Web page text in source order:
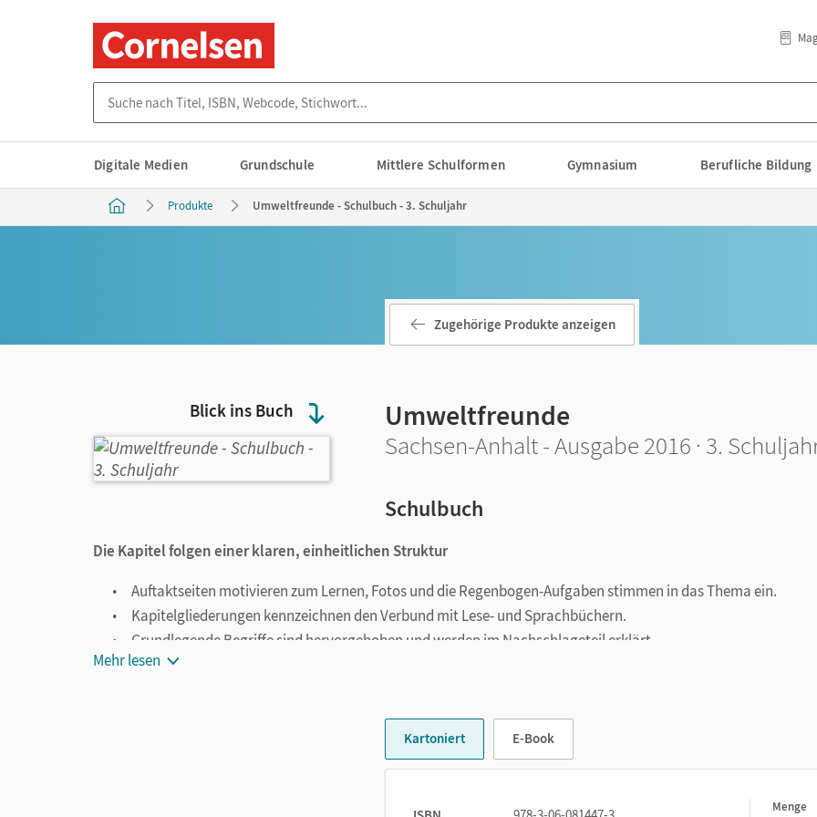
Digitale Medien Grundschule Mittlere Schulformen Gymnasium Berufliche Bildung
Produkte Umweltfreunde - Schulbuch - 3. Schuljahr
Blick ins Buch
Zugehörige Produkte anzeigen
Umweltfreunde
Sachsen-Anhalt - Ausgabe 2016 · 3.
Schulbuch
Die Kapitel folgen einer klaren, einheitlichen Struktur
Auftaktseiten motivieren zum Lernen, Fotos und die Regenbogen-Aufgaben stimmen in das Thema ein.
Kapitelgliederungen kennzeichnen den Verbund mit Lese- und Sprachbüchern.
Grundlegende Begriffe sind hervorgehoben und werden im Nachschlageteil erklärt.
Farben, Textsorten und Aufgaben mit unterschiedlichem Anforderungsniveau sowie Gestaltungselemente
Freunde-Seiten am Ende des Kapitels regen individuelles Weiterforschen an.
Mehr lesen
Kartoniert E-Book
Menge
1